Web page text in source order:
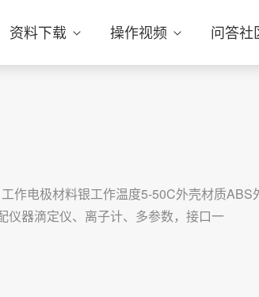
资料下载 操作视频 问答社
作电极材料银工作温度5-50C外壳材质ABS
仪器滴定仪、离子计、多参数，接口一